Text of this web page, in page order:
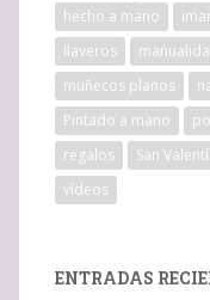
hecho a mano
llaveros
muñecos planos
Pintado a mano
regalos
San
vídeos
ENTRADAS